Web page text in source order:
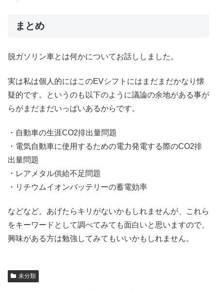
まとめ
脱ガソリン車とは何かについてお話ししました。
実は私は個人的にはこのEVシフトにはまだまだかなり懐
疑的です。というのも以下のように議論の余地がある事が
らがまだまだいっぱいあるからです。
・自動車の生涯CO2排出量問題
・電気自動車に使用するための電力発電する際のCO2排
出量問題
・レアメタル供給不足問題
・リチウムイオンバッテリーの蓄電効率
などなど。あげたらキリがないかもしれませんが、これら
をキーワードとして調べてみても面白いと思いますので、
興味がある方は勉強してみてもいいかもしれません。
未分類